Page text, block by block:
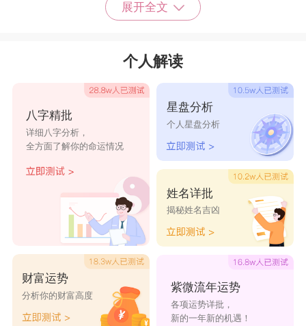
珂筠
筠岚
滢筠 桂筠 筠予 筠珽
琦筠 筠筠 筠浩
筠果 筠玺 筠溪 筠修
筠珏 筠淇
展开全文
个人解读
八字精批
详细八字分析，
全方面了解你的命运情况
财富运势
分析你的财富高度
星盘分析
个人星盘分析
姓名详批
揭秘姓名吉凶
紫微流年运势
各项运势详批，
新的一年新的机遇！